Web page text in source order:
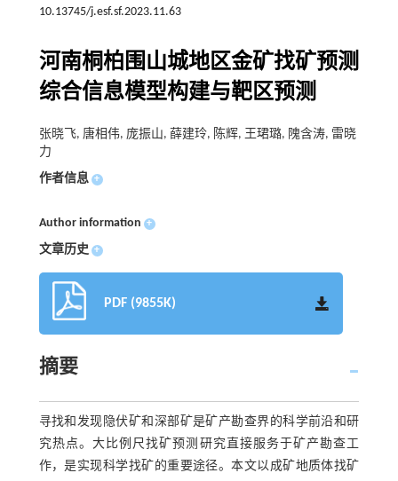
10.13745/j.esf.sf.2023.11.63
河南桐柏围山城地区金矿找矿预测
综合信息模型构建与靶区预测
张晓飞, 唐相伟, 庞振山, 薛建玲, 陈辉, 王珺璐, 隗含涛, 雷晓
力
作者信息 +
Author information +
文章历史 +
PDF (9855K)
摘要
寻找和发现隐伏矿和深部矿是矿产勘查界的科学前沿和研
究热点。大比例尺找矿预测研究直接服务于矿产勘查工
作，是实现科学找矿的重要途径。本文以成矿地质体找矿